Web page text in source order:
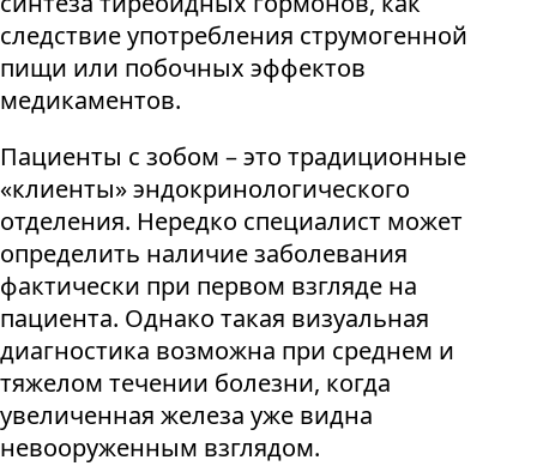
следствие употребления струмогенной
пищи или побочных эффектов
медикаментов.
Пациенты с зобом – это традиционные
«клиенты» эндокринологического
отделения. Нередко специалист может
определить наличие заболевания
фактически при первом взгляде на
пациента. Однако такая визуальная
диагностика возможна при среднем и
тяжелом течении болезни, когда
увеличенная железа уже видна
невооруженным взглядом.